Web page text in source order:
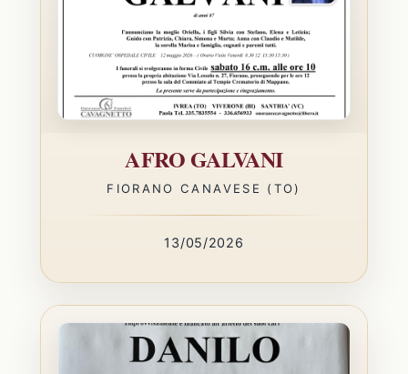
AFRO GALVANI
FIORANO CANAVESE (TO)
13/05/2026